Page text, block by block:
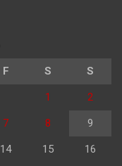
F S S
1 2
7 8 9
14 15 16